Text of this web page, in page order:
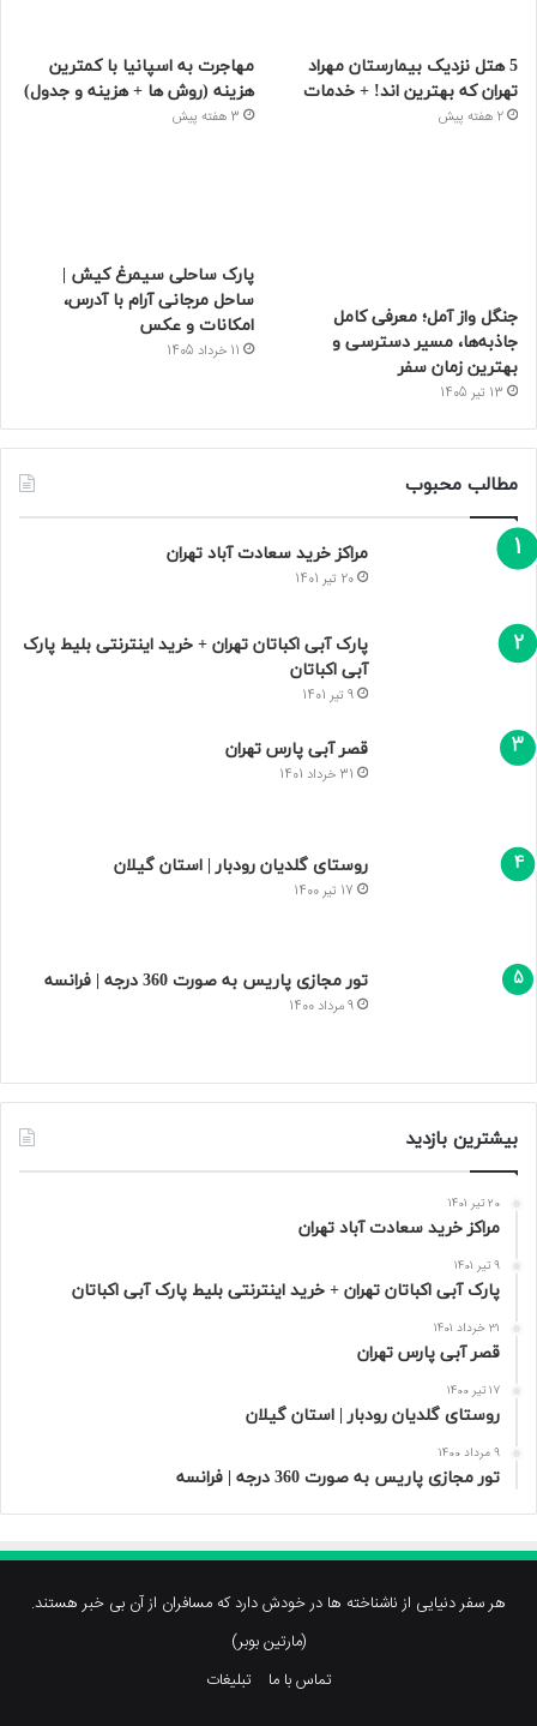
5 هتل نزدیک بیمارستان مهراد
تهران که بهترین‌ اند! + خدمات
2 هفته پیش
مهاجرت به اسپانیا با کمترین
هزینه (روش ها + هزینه و جدول)
3 هفته پیش
جنگل واز آمل؛ معرفی کامل
جاذبه‌ها، مسیر دسترسی و
بهترین زمان سفر
13 تیر 1405
پارک ساحلی سیمرغ کیش |
ساحل مرجانی آرام با آدرس،
امکانات و عکس
11 خرداد 1405
مطالب محبوب
مراکز خرید سعادت‌ آباد تهران
20 تیر 1401
پارک آبی اکباتان تهران + خرید اینترنتی بلیط پارک
آبی اکباتان
9 تیر 1401
قصر آبی پارس تهران
31 خرداد 1401
روستای گلدیان رودبار | استان گیلان
17 تیر 1400
تور مجازی پاریس به صورت 360 درجه | فرانسه
9 مرداد 1400
بیشترین بازدید
20 تیر 1401
مراکز خرید سعادت‌ آباد تهران
9 تیر 1401
پارک آبی اکباتان تهران + خرید اینترنتی بلیط پارک آبی اکباتان
31 خرداد 1401
قصر آبی پارس تهران
17 تیر 1400
روستای گلدیان رودبار | استان گیلان
9 مرداد 1400
تور مجازی پاریس به صورت 360 درجه | فرانسه
هر سفر دنیایی از ناشناخته ها در خودش دارد که مسافران از آن بی خبر هستند.
(مارتین بوبر)
تماس با ما
تبلیغات